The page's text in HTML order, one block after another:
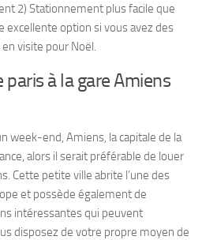
2) Stationnement plus facile que
excellente option si vous avez des
visite pour Noël.
à la gare Amiens
week-end, Amiens, la capitale de la
alors il serait préférable de louer
Cette petite ville abrite l’une des
et possède également de
intéressantes qui peuvent
disposez de votre propre moyen de